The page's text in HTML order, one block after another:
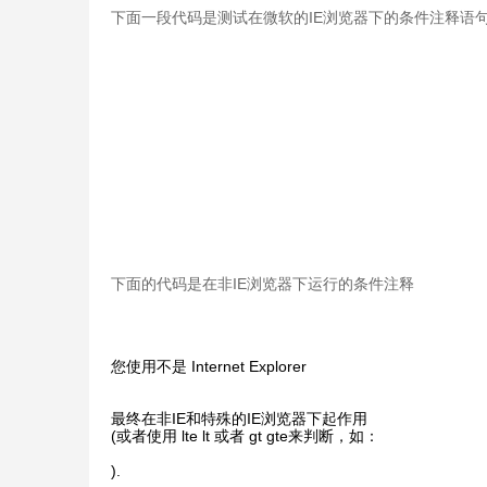
下面一段代码是测试在微软的IE浏览器下的条件注释语
下面的代码是在非IE浏览器下运行的条件注释
您使用不是 Internet Explorer
最终在非IE和特殊的IE浏览器下起作用
(或者使用 lte lt 或者 gt gte来判断，如：
).